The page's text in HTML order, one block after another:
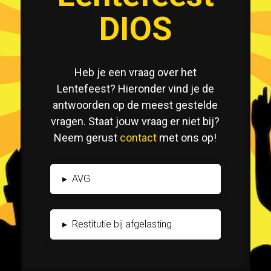
DIOS
Heb je een vraag over het
Lentefeest? Hieronder vind je de
antwoorden op de meest gestelde
vragen. Staat jouw vraag er niet bij?
Neem gerust contact met ons op!
▸ AVG
▸ Restitutie bij afgelasting